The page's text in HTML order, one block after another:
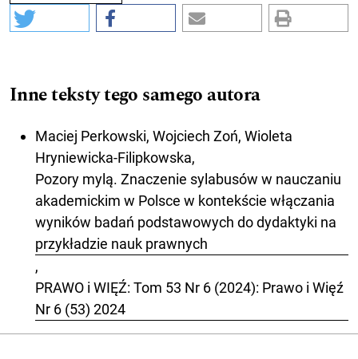
Inne teksty tego samego autora
Maciej Perkowski, Wojciech Zoń, Wioleta
Hryniewicka-Filipkowska,
Pozory mylą. Znaczenie sylabusów w nauczaniu
akademickim w Polsce w kontekście włączania
wyników badań podstawowych do dydaktyki na
przykładzie nauk prawnych
,
PRAWO i WIĘŹ: Tom 53 Nr 6 (2024): Prawo i Więź
Nr 6 (53) 2024